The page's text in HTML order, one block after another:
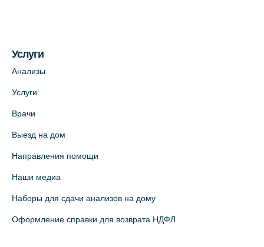
Услуги
Анализы
Услуги
Врачи
Выезд на дом
Направления помощи
Наши медиа
Наборы для сдачи анализов на дому
Оформление справки для возврата НДФЛ